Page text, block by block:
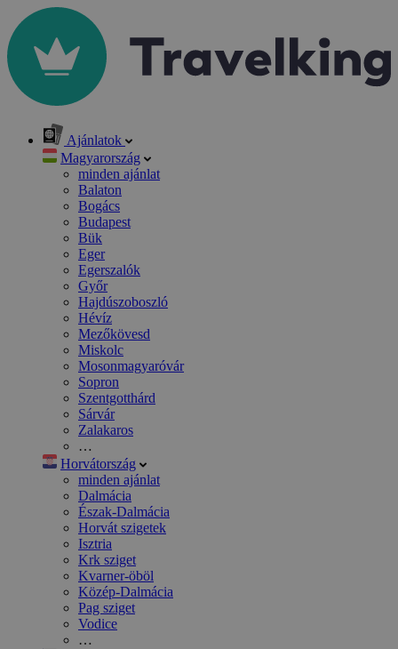
Ajánlatok
Magyarország
minden ajánlat
Balaton
Bogács
Budapest
Bük
Eger
Egerszalók
Győr
Hajdúszoboszló
Hévíz
Mezőkövesd
Miskolc
Mosonmagyaróvár
Sopron
Szentgotthárd
Sárvár
Zalakaros
…
Horvátország
minden ajánlat
Dalmácia
Észak-Dalmácia
Horvát szigetek
Isztria
Krk sziget
Kvarner-öböl
Közép-Dalmácia
Pag sziget
Vodice
…